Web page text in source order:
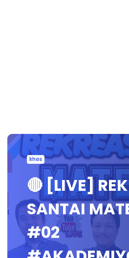
khas
🔴 [LIVE]
SANTAI
#02